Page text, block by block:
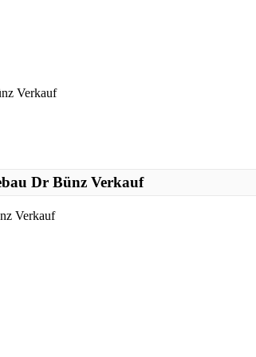
Verkauf
Dr Bünz Verkauf
Verkauf